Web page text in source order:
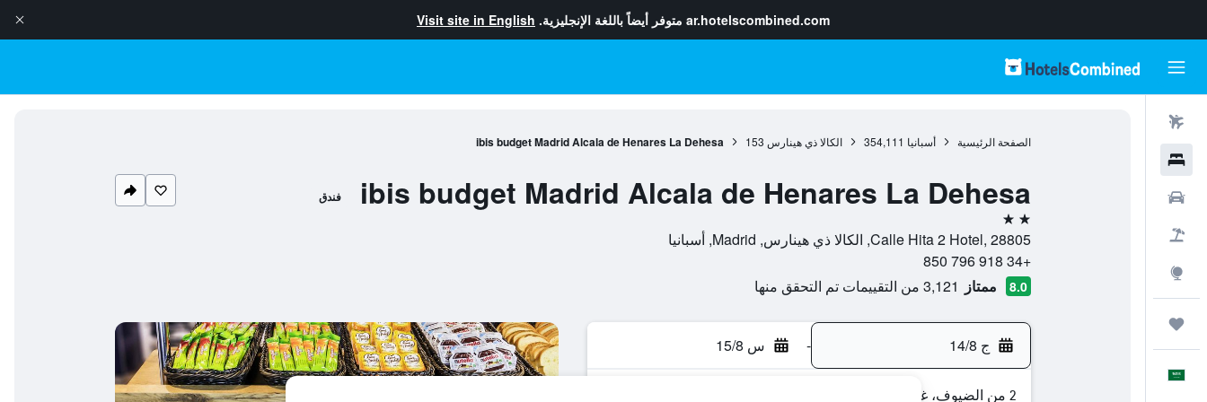
ar.hotelscombined.com متوفر أيضاً باللغة الإنجليزية. Visit site in English
الصفحة الرئيسية أسبانيا 354,111 الكالا ذي هينارس 153
ibis budget Madrid Alcala de Henares La Dehesa
ibis budget Madrid Alcala de Henares La Dehesa فندق
2 نجمتين
Calle Hita 2 Hotel, 28805, الكالا ذي هينارس, Madrid, أسبانيا
+34 918 796 850
8.0 ممتاز 3,121 من التقييمات تم التحقق منها
ج 14/8 - س 15/8
2 من الضيوف، غرفة واحدة